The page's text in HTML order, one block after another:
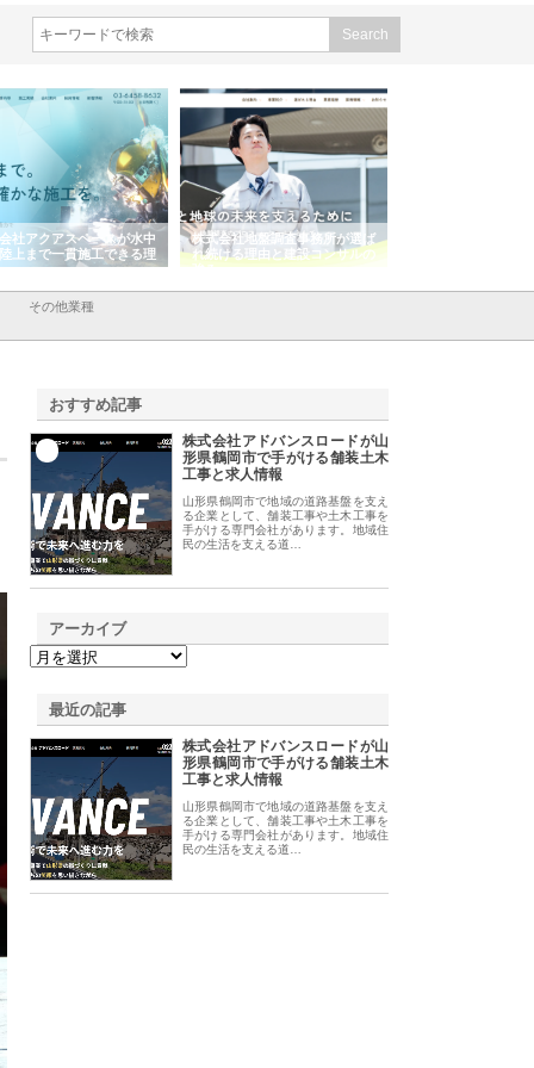
社アクアスペースが水中
上まで一貫施工できる理
株式会社地盤調査事務所が選ば
れ続ける理由と建設コンサルの
強み
その他業種
おすすめ記事
株式会社アドバンスロードが山
形県鶴岡市で手がける舗装土木
工事と求人情報
山形県鶴岡市で地域の道路基盤を支え
る企業として、舗装工事や土木工事を
手がける専門会社があります。地域住
民の生活を支える道…
アーカイブ
最近の記事
株式会社アドバンスロードが山
形県鶴岡市で手がける舗装土木
工事と求人情報
山形県鶴岡市で地域の道路基盤を支え
る企業として、舗装工事や土木工事を
手がける専門会社があります。地域住
民の生活を支える道…